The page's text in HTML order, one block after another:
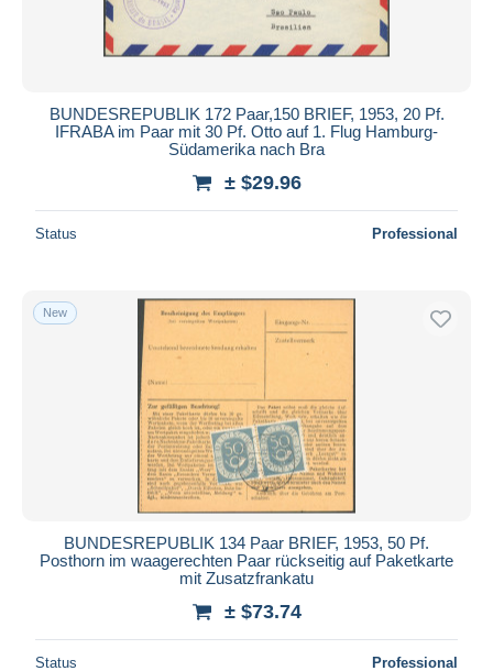
BUNDESREPUBLIK 172 Paar,150 BRIEF, 1953, 20 Pf.
IFRABA im Paar mit 30 Pf. Otto auf 1. Flug Hamburg-
Südamerika nach Bra
± $29.96
Status Professional
New
BUNDESREPUBLIK 134 Paar BRIEF, 1953, 50 Pf.
Posthorn im waagerechten Paar rückseitig auf Paketkarte
mit Zusatzfrankatu
± $73.74
Status Professional